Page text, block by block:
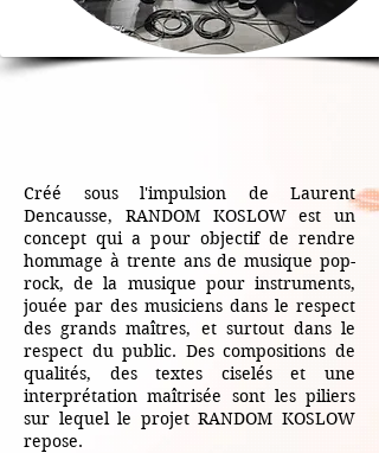
Créé sous l'impulsion de Laurent
Dencausse, RANDOM KOSLOW est un
concept qui a pour objectif de rendre
hommage à trente ans de musique pop-
rock, de la musique pour instruments,
jouée par des musiciens dans le respect
des grands maîtres, et surtout dans le
respect du public. Des compositions de
qualités, des textes ciselés et une
interprétation maîtrisée sont les piliers
sur lequel le projet RANDOM KOSLOW
repose.